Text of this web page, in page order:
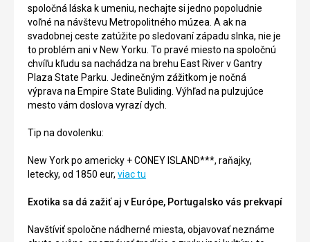
spoločná láska k umeniu, nechajte si jedno popoludnie
voľné na návštevu Metropolitného múzea. A ak na
svadobnej ceste zatúžite po sledovaní západu slnka, nie je
to problém ani v New Yorku. To pravé miesto na spoločnú
chvíľu kľudu sa nachádza na brehu East River v Gantry
Plaza State Parku. Jedinečným zážitkom je nočná
výprava na Empire State Buliding. Výhľad na pulzujúce
mesto vám doslova vyrazí dych.
Tip na dovolenku:
New York po americky + CONEY ISLAND***, raňajky,
letecky, od 1850 eur, viac tu
Exotika sa dá zažiť aj v Európe, Portugalsko vás prekvapí
Navštíviť spoločne nádherné miesta, objavovať neznáme